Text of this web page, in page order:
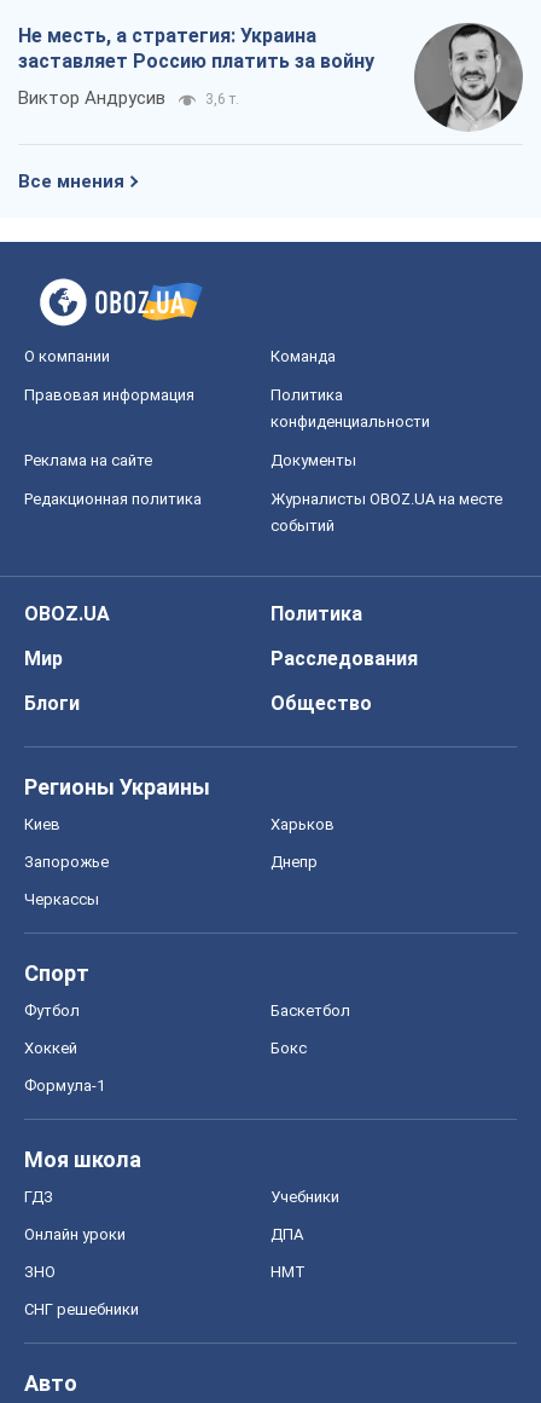
Не месть, а стратегия: Украина
заставляет Россию платить за войну
Виктор Андрусив 3,6 т.
Все мнения
О компании Команда
Правовая информация
Политика
конфиденциальности
Реклама на сайте Документы
Редакционная политика
Журналисты OBOZ.UA на месте
событий
OBOZ.UA
Политика
Мир
Расследования
Блоги
Общество
Регионы Украины
Киев Харьков
Запорожье Днепр
Черкассы
Спорт
Футбол Баскетбол
Хоккей Бокс
Формула-1
Моя школа
ГДЗ Учебники
Онлайн уроки ДПА
ЗНО НМТ
СНГ решебники
Авто